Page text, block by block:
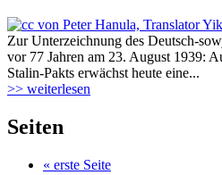
Zur Unterzeichnung des Deutsch-
vor 77 Jahren am 23. August 1939:
Stalin-Pakts erwächst heute eine...
>> weiterlesen
Seiten
« erste Seite